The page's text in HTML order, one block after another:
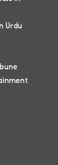
Urdu